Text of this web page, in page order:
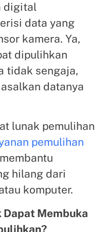
digital
data yang
kamera. Ya,
dipulihkan
tidak sengaja,
datanya
lunak pemulihan
pemulihan
hilang dari
komputer.
Dapat Membuka